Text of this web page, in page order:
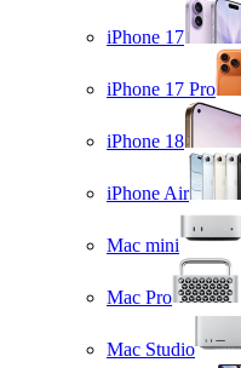
iPhone 17
iPhone 17 Pro
iPhone 18
iPhone Air
Mac mini
Mac Pro
Mac Studio